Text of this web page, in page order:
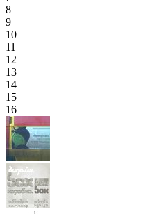
8
9
10
11
12
13
14
15
16